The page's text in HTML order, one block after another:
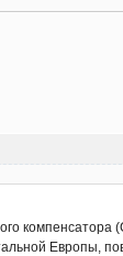
Европы,